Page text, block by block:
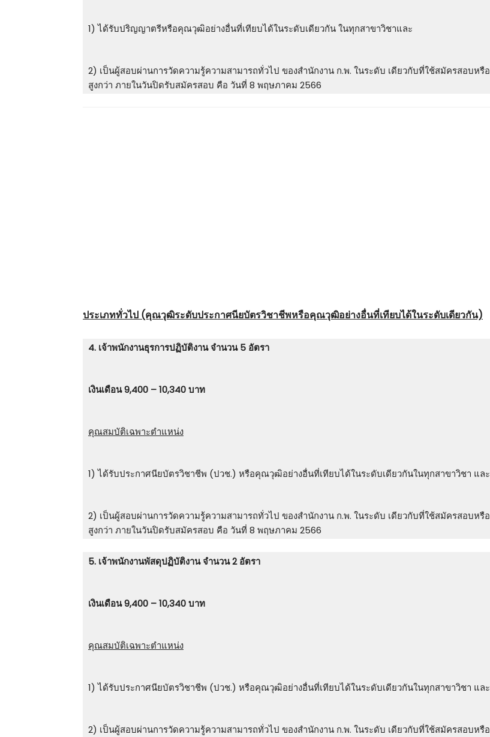
1) ได้รับปริญญาตรีหรือคุณวุฒิอย่างอื่นที่เทียบได้ในระดับเดียวกัน ในทุกสาขาวิชาและ
2) เป็นผู้สอบผ่านการวัดความรู้ความสามารถทั่วไป ของสํานักงาน ก.พ. ในระดับ เดียวกับที่ใช้สมัครสอบหรือ
สูงกว่า ภายในวันปิดรับสมัครสอบ คือ วันที่ 8 พฤษภาคม 2566
ประเภททั่วไป (คุณวุฒิระดับประกาศนียบัตรวิชาชีพหรือคุณวุฒิอย่างอื่นที่เทียบได้ในระดับเดียวกัน)
4. เจ้าพนักงานธุรการปฏิบัติงาน จำนวน 5 อัตรา
เงินเดือน 9,400 – 10,340 บาท
คุณสมบัติเฉพาะตำแหน่ง
1) ได้รับประกาศนียบัตรวิชาชีพ (ปวช.) หรือคุณวุฒิอย่างอื่นที่เทียบได้ในระดับเดียวกันในทุกสาขาวิชา และ
2) เป็นผู้สอบผ่านการวัดความรู้ความสามารถทั่วไป ของสํานักงาน ก.พ. ในระดับ เดียวกับที่ใช้สมัครสอบหรือ
สูงกว่า ภายในวันปิดรับสมัครสอบ คือ วันที่ 8 พฤษภาคม 2566
5. เจ้าพนักงานพัสดุปฏิบัติงาน จำนวน 2 อัตรา
เงินเดือน 9,400 – 10,340 บาท
คุณสมบัติเฉพาะตำแหน่ง
1) ได้รับประกาศนียบัตรวิชาชีพ (ปวช.) หรือคุณวุฒิอย่างอื่นที่เทียบได้ในระดับเดียวกันในทุกสาขาวิชา และ
2) เป็นผู้สอบผ่านการวัดความรู้ความสามารถทั่วไป ของสํานักงาน ก.พ. ในระดับ เดียวกับที่ใช้สมัครสอบหรือ